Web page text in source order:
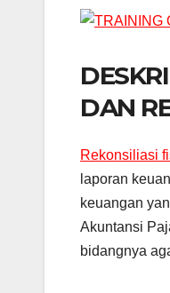
DAN
Rekonsiliasi
laporan
keuangan
Akuntansi
bidangnya